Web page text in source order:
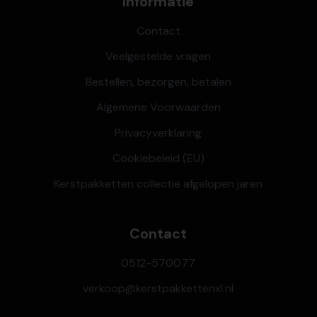
Contact
Veelgestelde vragen
Bestellen, bezorgen, betalen
Algemene Voorwaarden
Privacyverklaring
Cookiebeleid (EU)
Kerstpakketten collectie afgelopen jaren
Contact
0512-570077
verkoop@kerstpakkettenxl.nl